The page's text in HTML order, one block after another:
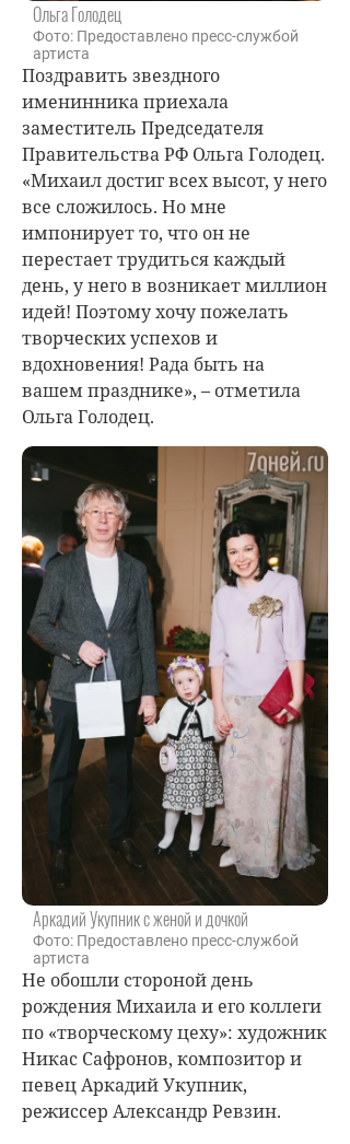
Ольга Голодец
Фото: Предоставлено пресс-службой
артиста
Поздравить звездного
именинника приехала
заместитель Председателя
Правительства РФ Ольга Голодец.
«Михаил достиг всех высот, у него
все сложилось. Но мне
импонирует то, что он не
перестает трудиться каждый
день, у него в возникает миллион
идей! Поэтому хочу пожелать
творческих успехов и
вдохновения! Рада быть на
вашем празднике», – отметила
Ольга Голодец.
Аркадий Укупник с женой и дочкой
Фото: Предоставлено пресс-службой
артиста
Не обошли стороной день
рождения Михаила и его коллеги
по «творческому цеху»: художник
Никас Сафронов, композитор и
певец Аркадий Укупник,
режиссер Александр Ревзин.